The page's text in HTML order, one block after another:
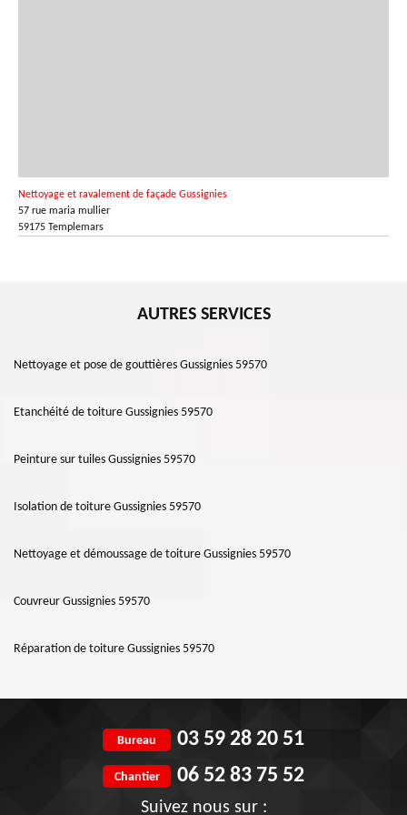
Nettoyage et ravalement de façade Gussignies
57 rue maria mullier
59175 Templemars
AUTRES SERVICES
Nettoyage et pose de gouttières Gussignies 59570
Etanchéité de toiture Gussignies 59570
Peinture sur tuiles Gussignies 59570
Isolation de toiture Gussignies 59570
Nettoyage et démoussage de toiture Gussignies 59570
Couvreur Gussignies 59570
Réparation de toiture Gussignies 59570
Bureau 03 59 28 20 51
Chantier 06 52 83 75 52
Suivez nous sur :